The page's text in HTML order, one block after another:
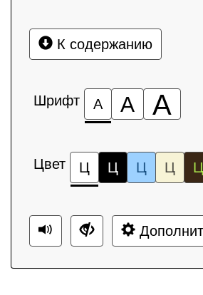
К содержанию
Шрифт А А А
Цвет Ц Ц Ц Ц Ц